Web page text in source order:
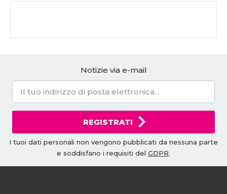
Notizie via e-mail
REGISTRATI
I tuoi dati personali non vengono pubblicati da nessuna parte
e soddisfano i requisiti del GDPR.